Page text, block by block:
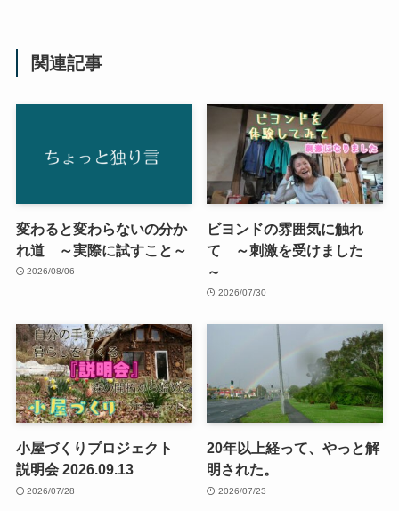
関連記事
変わると変わらないの分か
れ道 ～実際に試すこと～
2026/08/06
ビヨンドの雰囲気に触れ
て ～刺激を受けました
～
2026/07/30
小屋づくりプロジェクト
説明会 2026.09.13
2026/07/28
20年以上経って、やっと解
明された。
2026/07/23